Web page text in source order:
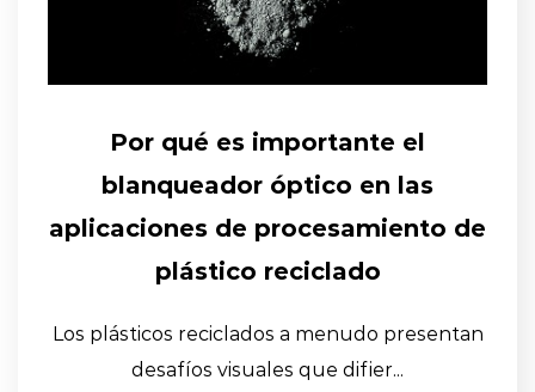
Por qué es importante el
blanqueador óptico en las
aplicaciones de procesamiento de
plástico reciclado
Los plásticos reciclados a menudo presentan
desafíos visuales que difier...